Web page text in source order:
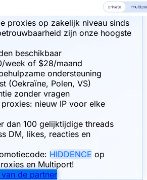
proxies op zakelijk niveau sinds
zijn onze hoogste
beschikbaar
week of $28/maand
ondersteuning
(Oekraïne, Polen, VS)
zonder vragen
nieuw IP voor elke
dan 100 gelijktijdige threads
DM, likes, reacties en
HIDDENCE op
en Multiport!
de partner